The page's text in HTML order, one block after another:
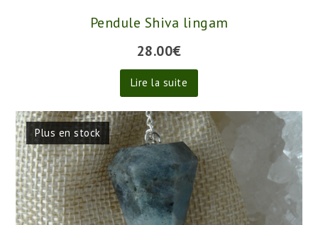
Pendule Shiva lingam
28.00€
Lire la suite
Plus en stock